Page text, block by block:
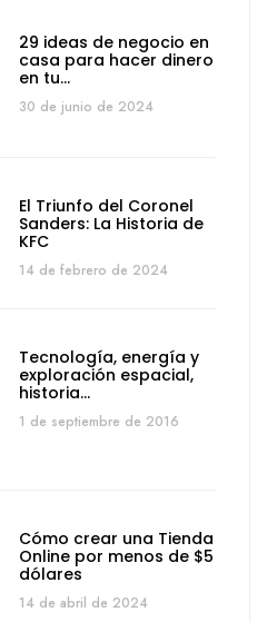
29 ideas de negocio en
casa para hacer dinero
en tu…
30 de junio de 2024
El Triunfo del Coronel
Sanders: La Historia de
KFC
14 de febrero de 2024
Tecnología, energía y
exploración espacial,
historia…
1 de septiembre de 2016
Cómo crear una Tienda
Online por menos de $5
dólares
14 de abril de 2024